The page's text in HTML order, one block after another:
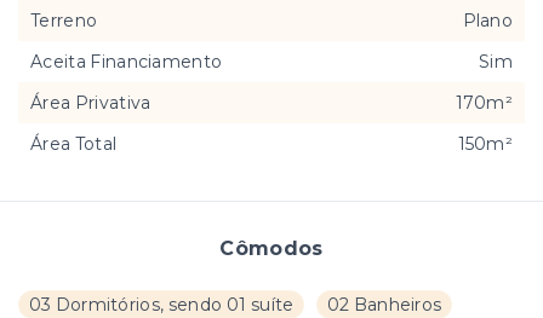
Cômodos
03 Dormitórios, sendo 01 suíte
02 Banheiros
Terreno
Plano
Aceita Financiamento
Sim
Área Privativa
170m²
Área Total
150m²